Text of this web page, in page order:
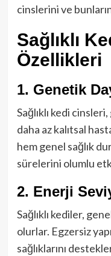
cinslerini ve
Sağlıklı
Özellikleri
1. Genetik
Sağlıklı kedi
daha az kalıtsal
hem genel sağlık
sürelerini olumlu
2. Enerji
Sağlıklı kediler,
olurlar. Egzersiz
sağlıklarını